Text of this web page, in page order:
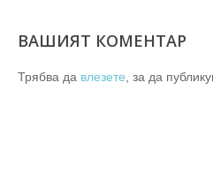
ВАШИЯТ КОМЕНТАР
Трябва да влезете, за да